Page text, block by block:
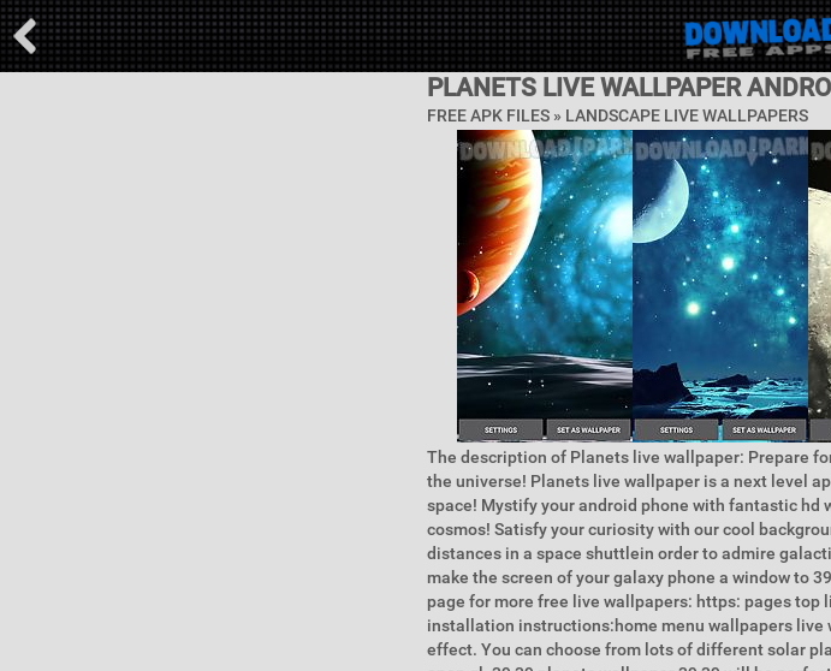
PLANETS LIVE WALLPAPER
FREE APK FILES » LANDSCAPE LIVE WALLPAPERS
The description of Planets live wallpaper: Prepare
the universe! Planets live wallpaper is a next level
space! Mystify your android phone with fantastic
cosmos! Satisfy your curiosity with our cool
distances in a space shuttlein order to admire
make the screen of your galaxy phone a window to
page for more free live wallpapers: https: pages
installation instructions:home menu wallpapers
effect. You can choose from lots of different solar